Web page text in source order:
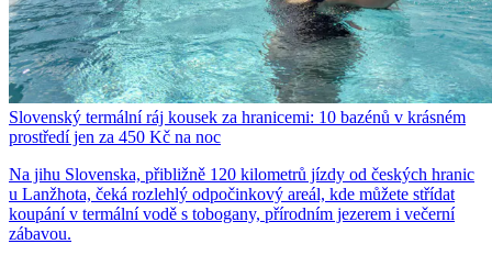
Slovenský termální ráj kousek za hranicemi: 10 bazénů v krásném
prostředí jen za 450 Kč na noc
Na jihu Slovenska, přibližně 120 kilometrů jízdy od českých hranic
u Lanžhota, čeká rozlehlý odpočinkový areál, kde můžete střídat
koupání v termální vodě s tobogany, přírodním jezerem i večerní
zábavou.